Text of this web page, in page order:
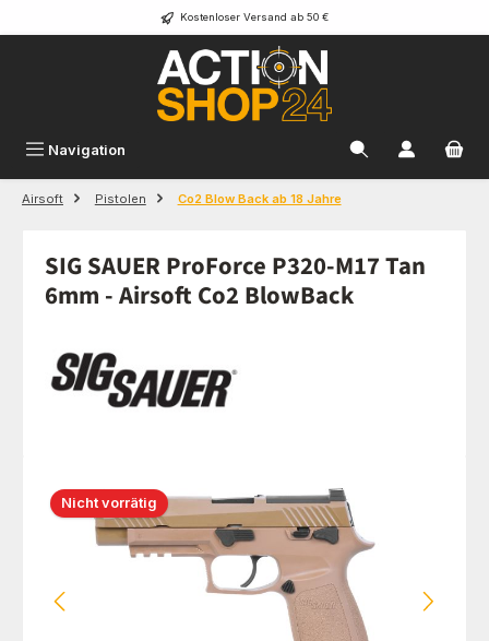
Zum Hauptinhalt springen Kostenloser Versand ab 50 €
Navigation
Airsoft Pistolen Co2 Blow Back ab 18 Jahre
SIG SAUER ProForce P320-M17 Tan
6mm - Airsoft Co2 BlowBack
Bildergalerie überspringen
Nicht vorrätig